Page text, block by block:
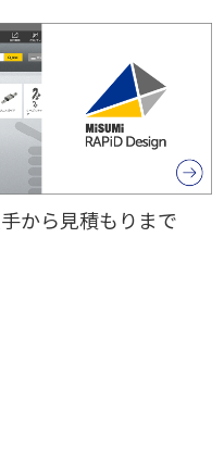
から見積もりまで